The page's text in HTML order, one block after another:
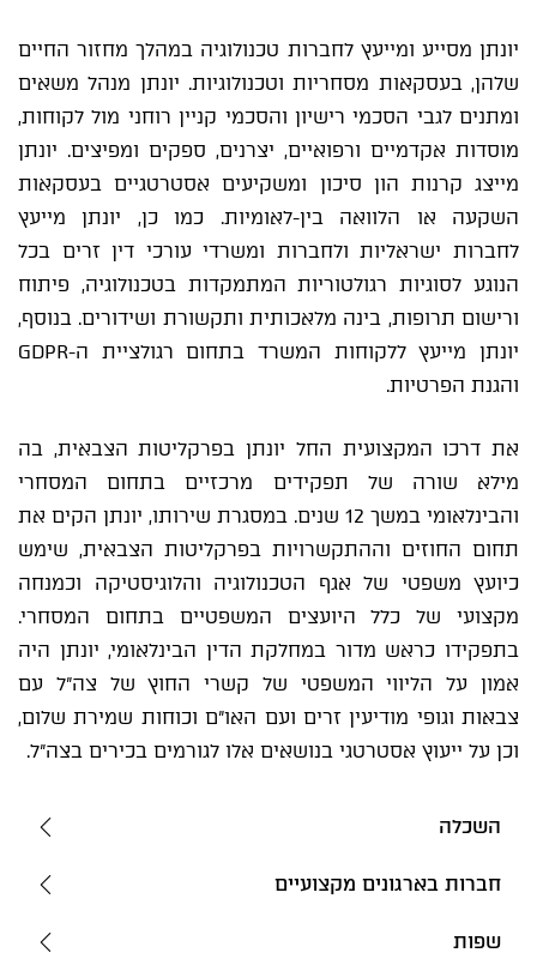
יונתן מסייע ומייעץ לחברות טכנולוגיה במהלך מחזור החיים
שלהן, בעסקאות מסחריות וטכנולוגיות. יונתן מנהל משאים
ומתנים לגבי הסכמי רישיון והסכמי קניין רוחני מול לקוחות,
מוסדות אקדמיים ורפואיים, יצרנים, ספקים ומפיצים. יונתן
מייצג קרנות הון סיכון ומשקיעים אסטרטגיים בעסקאות
השקעה או הלוואה בין-לאומיות. כמו כן, יונתן מייעץ
לחברות ישראליות ולחברות ומשרדי עורכי דין זרים בכל
הנוגע לסוגיות רגולטוריות המתמקדות בטכנולוגיה, פיתוח
ורישום תרופות, בינה מלאכותית ותקשורת ושידורים. בנוסף,
יונתן מייעץ ללקוחות המשרד בתחום רגולציית ה-GDPR
והגנת הפרטיות.
את דרכו המקצועית החל יונתן בפרקליטות הצבאית, בה
מילא שורה של תפקידים מרכזיים בתחום המסחרי
והבינלאומי במשך 12 שנים. במסגרת שירותו, יונתן הקים את
תחום החוזים וההתקשרויות בפרקליטות הצבאית, שימש
כיועץ משפטי של אגף הטכנולוגיה והלוגיסטיקה וכמנחה
מקצועי של כלל היועצים המשפטיים בתחום המסחרי.
בתפקידו כראש מדור במחלקת הדין הבינלאומי, יונתן היה
אמון על הליווי המשפטי של קשרי החוץ של צה"ל עם
צבאות וגופי מודיעין זרים ועם האו"ם וכוחות שמירת שלום,
וכן על ייעוץ אסטרטגי בנושאים אלו לגורמים בכירים בצה"ל.
השכלה
חברות בארגונים מקצועיים
שפות